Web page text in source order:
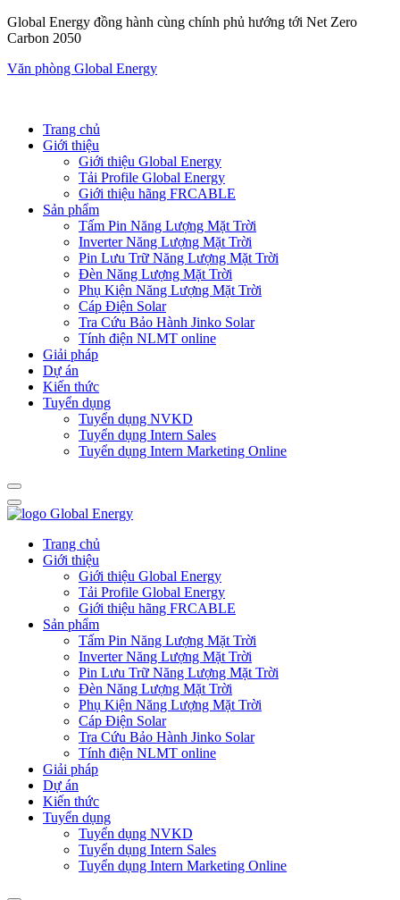
Global Energy đồng hành cùng chính phủ hướng tới Net Zero
Carbon 2050
Văn phòng Global Energy
Trang chủ
Giới thiệu
Giới thiệu Global Energy
Tải Profile Global Energy
Giới thiệu hãng FRCABLE
Sản phẩm
Tấm Pin Năng Lượng Mặt Trời
Inverter Năng Lượng Mặt Trời
Pin Lưu Trữ Năng Lượng Mặt Trời
Đèn Năng Lượng Mặt Trời
Phụ Kiện Năng Lượng Mặt Trời
Cáp Điện Solar
Tra Cứu Bảo Hành Jinko Solar
Tính điện NLMT online
Giải pháp
Dự án
Kiến thức
Tuyển dụng
Tuyển dụng NVKD
Tuyển dụng Intern Sales
Tuyển dụng Intern Marketing Online
Trang chủ
Giới thiệu
Giới thiệu Global Energy
Tải Profile Global Energy
Giới thiệu hãng FRCABLE
Sản phẩm
Tấm Pin Năng Lượng Mặt Trời
Inverter Năng Lượng Mặt Trời
Pin Lưu Trữ Năng Lượng Mặt Trời
Đèn Năng Lượng Mặt Trời
Phụ Kiện Năng Lượng Mặt Trời
Cáp Điện Solar
Tra Cứu Bảo Hành Jinko Solar
Tính điện NLMT online
Giải pháp
Dự án
Kiến thức
Tuyển dụng
Tuyển dụng NVKD
Tuyển dụng Intern Sales
Tuyển dụng Intern Marketing Online